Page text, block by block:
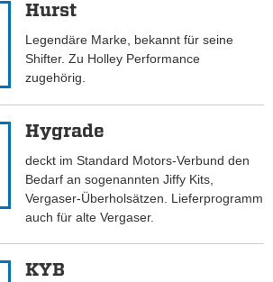
Hurst
Legendäre Marke, bekannt für seine
Shifter. Zu Holley Performance
zugehörig.
Hygrade
deckt im Standard Motors-Verbund den
Bedarf an sogenannten Jiffy Kits,
Vergaser-Überholsätzen. Lieferprogramm
auch für alte Vergaser.
KYB